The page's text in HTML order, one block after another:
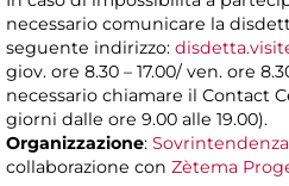
necessario comunicare la
seguente indirizzo:
giov. ore 8.30 – 17.00/ ven. ore
necessario chiamare il Contact
giorni dalle ore 9.00 alle 19.00).
Organizzazione:
collaborazione con Zètema